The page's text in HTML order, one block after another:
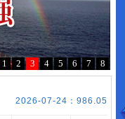
1 2 3 4 5 6 7 8